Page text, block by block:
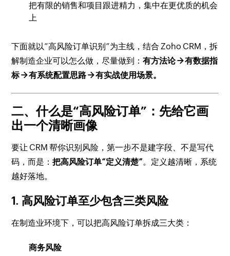
把有限的销售和项目跟进精力，集中在更优质的机会
上
下面就以“高风险订单识别”为主线，结合 Zoho CRM，拆
解制造企业可以怎么做，尽量做到：有方法论 → 有数据指
标 → 有系统配置思路 → 有实战使用场景。
二、什么是“高风险订单”：先给它画
出一个清晰画像
要让 CRM 帮你识别风险，第一步不是建字段、不是写代
码，而是：把高风险订单“定义清楚”。定义越清晰，系统
越好落地。
1. 高风险订单至少包含三类风险
在制造业环境下，可以把高风险订单拆成三大类：
商务风险